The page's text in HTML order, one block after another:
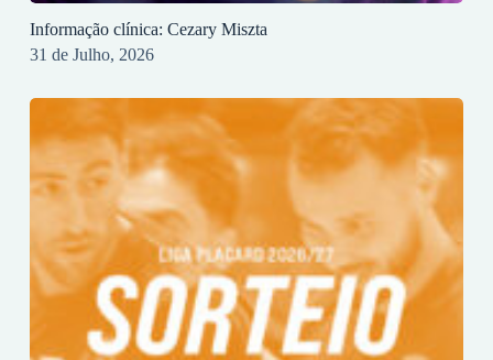
Informação clínica: Cezary Miszta
31 de Julho, 2026